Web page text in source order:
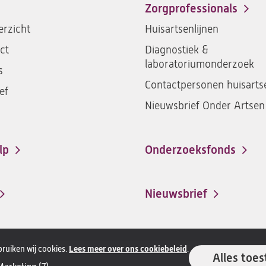
wij cookies. Lees meer over ons cookiebeleid .
Alles
Zorgprofessionals
Huisartsenlijnen
Diagnostiek &
laboratoriumonderzoek
Contactpersonen
Nieuwsbrief Onder Artsen
Onderzoeksfonds
Nieuwsbrief
Alle rechten